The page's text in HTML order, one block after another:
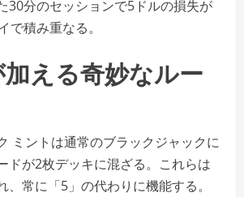
30分のセッションで5ドルの損失が
で積み重なる。
える奇妙なルー
ミントは通常のブラックジャックに
ドが2枚デッキに混ざる。これらは
、常に「5」の代わりに機能する。